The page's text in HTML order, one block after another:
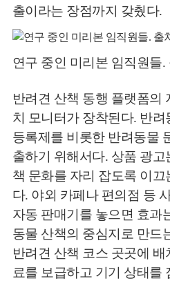
출이라는 장점까지 갖췄다.
연구 중인 미리본 임직원들.
반려견 산책 동행 플랫폼의
치 모니터가 장착된다. 반
등록제를 비롯한 반려동물
출하기 위해서다. 상품 광
책 문화를 자리 잡도록 이끄
다. 야외 카페나 편의점 등
자동 판매기를 놓으면 효과
동물 산책의 중심지로 만드
반려견 산책 코스 곳곳에
료를 보급하고 기기 상태를